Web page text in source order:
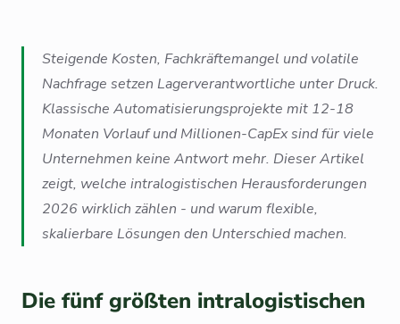
Steigende Kosten, Fachkräftemangel und volatile
Nachfrage setzen Lagerverantwortliche unter Druck.
Klassische Automatisierungsprojekte mit 12-18
Monaten Vorlauf und Millionen-CapEx sind für viele
Unternehmen keine Antwort mehr. Dieser Artikel
zeigt, welche intralogistischen Herausforderungen
2026 wirklich zählen - und warum flexible,
skalierbare Lösungen den Unterschied machen.
Die fünf größten intralogistischen